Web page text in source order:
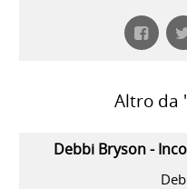
Altro da
Debbi Bryson -